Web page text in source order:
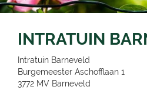
t
INTRATUIN
Intratuin Barneveld
Burgemeester Aschofflaan 1
3772 MV Barneveld